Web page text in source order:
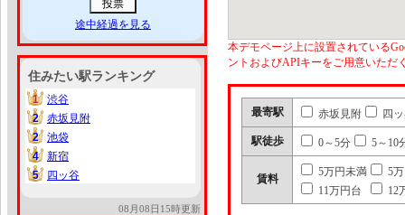
途中経過を見る
住みたい駅ランキング
1
1
渋谷
2
2
赤坂見附
2
2
池袋
4
4
新宿
5
5 四ッ谷
08月08日15時更新
本デモページ上に設置されている
ントおよびAPIキーをご用意いただ
最寄駅 赤坂見附 四
駅徒歩 0～5分 5～10
賃料
5万円未満
5
11万円台
12